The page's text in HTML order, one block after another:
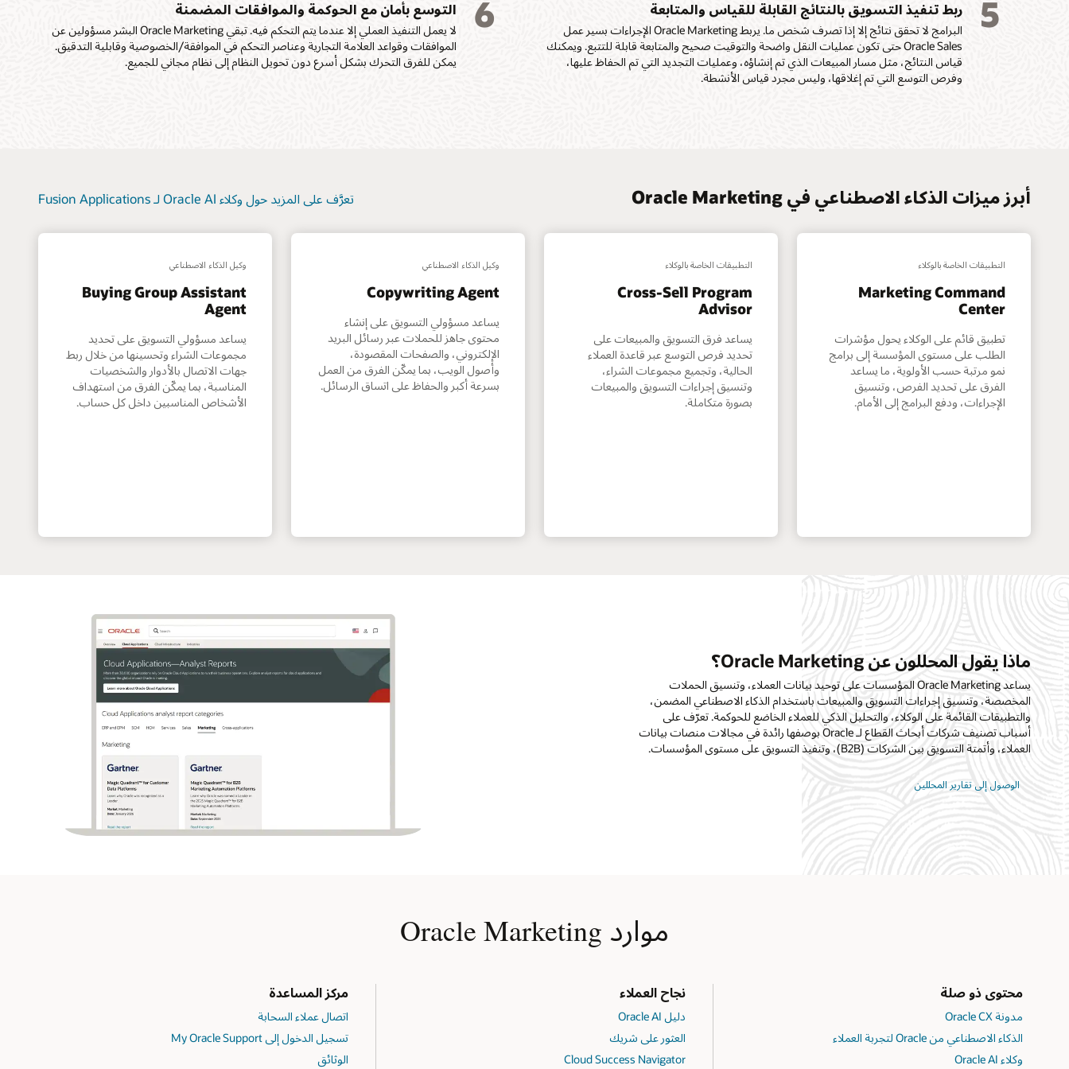
المنتجات، واكتشاف الفجوات
في مجموعات الشراء،
ومخاطر التجديد، وأفضل
الاصطناعي وفرق التسويق
استنادًا إلى سياق موثوق
للعملاء.
مجموعات الشراء، والإشارات
السلوكية.
فعّل التكتيكات استنادًا إلى
السلوكيات في الوقت الفعلي،
خلال تقارير على مستوى
التكتيكات، وتحليلات البرامج،
ومعايير النجاح، وحلقات
التغذية الراجعة التي تسهم في
تحسين التنفيذ مستقبلًا.
5 ربط تنفيذ التسويق بالنتائج القابلة للقياس والمتابعة
البرامج لا تحقق نتائج إلا إذا تصرف شخص ما. يربط Oracle Marketing الإجراءات بسير عمل
Oracle Sales حتى تكون عمليات النقل واضحة والتوقيت صحيح والمتابعة قابلة للتتبع. ويمكنك
قياس النتائج، مثل مسار المبيعات الذي تم إنشاؤه، وعمليات التجديد التي تم الحفاظ عليها،
وفرص التوسع التي تم إغلاقها، وليس مجرد قياس الأنشطة.
6 التوسع بأمان مع الحوكمة والموافقات المضمنة
لا يعمل التنفيذ العملي إلا عندما يتم التحكم فيه. تبقي Oracle Marketing البشر مسؤولين عن
الموافقات وقواعد العلامة التجارية وعناصر التحكم في الموافقة/الخصوصية وقابلية التدقيق.
يمكن للفرق التحرك بشكل أسرع دون تحويل النظام إلى نظام مجاني للجميع.
أبرز ميزات الذكاء الاصطناعي في Oracle Marketing تعرَّف على المزيد حول وكلاء Oracle AI لـ Fusion Applications
التطبيقات الخاصة بالوكلاء
Marketing Command
Center
تطبيق قائم على الوكلاء يحول مؤشرات
الطلب على مستوى المؤسسة إلى برامج
نمو مرتبة حسب الأولوية، ما يساعد
الفرق على تحديد الفرص، وتنسيق
الإجراءات، ودفع البرامج إلى الأمام.
التطبيقات الخاصة بالوكلاء
Cross-Sell Program
Advisor
يساعد فرق التسويق والمبيعات على
تحديد فرص التوسع عبر قاعدة العملاء
الحالية، وتجميع مجموعات الشراء،
وتنسيق إجراءات التسويق والمبيعات
بصورة متكاملة.
وكيل الذكاء الاصطناعي
Copywriting Agent
يساعد مسؤولي التسويق على إنشاء
محتوى جاهز للحملات عبر رسائل البريد
الإلكتروني، والصفحات المقصودة،
وأصول الويب، بما يمكّن الفرق من العمل
بسرعة أكبر والحفاظ على اتساق الرسائل.
وكيل الذكاء الاصطناعي
Buying Group Assistant
Agent
يساعد مسؤولي التسويق على تحديد
مجموعات الشراء وتحسينها من خلال ربط
جهات الاتصال بالأدوار والشخصيات
المناسبة، بما يمكّن الفرق من استهداف
الأشخاص المناسبين داخل كل حساب.
ماذا يقول المحللون عن Oracle Marketing؟
يساعد Oracle Marketing المؤسسات على توحيد بيانات العملاء، وتنسيق الحملات
المخصصة، وتنسيق إجراءات التسويق والمبيعات باستخدام الذكاء الاصطناعي المضمن،
والتطبيقات القائمة على الوكلاء، والتحليل الذكي للعملاء الخاضع للحوكمة. تعرّف على
أسباب تصنيف شركات أبحاث القطاع لـ Oracle بوصفها رائدة في مجالات منصات بيانات
العملاء، وأتمتة التسويق بين الشركات (B2B)، وتنفيذ التسويق على مستوى المؤسسات.
الوصول إلى تقارير المحللين
موارد Oracle Marketing
محتوى ذو صلة
مدونة Oracle CX
الذكاء الاصطناعي من Oracle لتجربة العملاء
وكلاء Oracle AI
نجاح العملاء
دليل Oracle AI
العثور على شريك
Cloud Success Navigator
مركز المساعدة
اتصال عملاء السحابة
تسجيل الدخول إلى My Oracle Support
الوثائق